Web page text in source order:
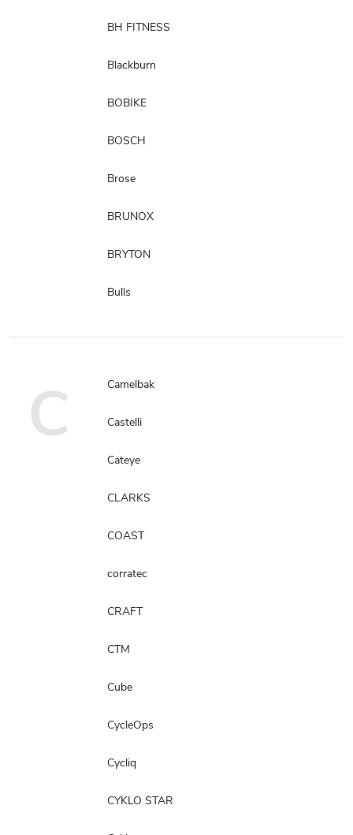
BH FITNESS
Blackburn
BOBIKE
BOSCH
Brose
BRUNOX
BRYTON
Bulls
C Camelbak
Castelli
Cateye
CLARKS
COAST
corratec
CRAFT
CTM
Cube
CycleOps
Cycliq
CYKLO STAR